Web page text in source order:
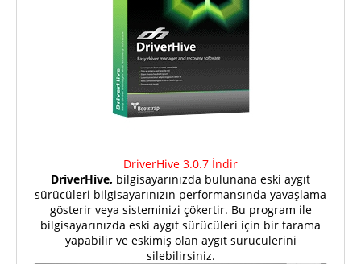
DriverHive 3.0.7 İndir
DriverHive, bilgisayarınızda bulunana eski aygıt
sürücüleri bilgisayarınızın performansında yavaşlama
gösterir veya sisteminizi çökertir. Bu program ile
bilgisayarınızda eski aygıt sürücüleri için bir tarama
yapabilir ve eskimiş olan aygıt sürücülerini
silebilirsiniz.